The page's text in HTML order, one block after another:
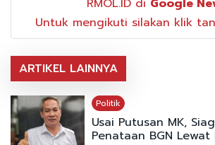
Untuk mengikuti silakan klik
ARTIKEL LAINNYA
Politik
Usai Putusan MK,
Penataan BGN Lewat